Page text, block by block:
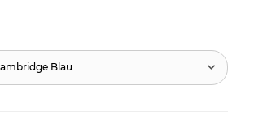
Blau